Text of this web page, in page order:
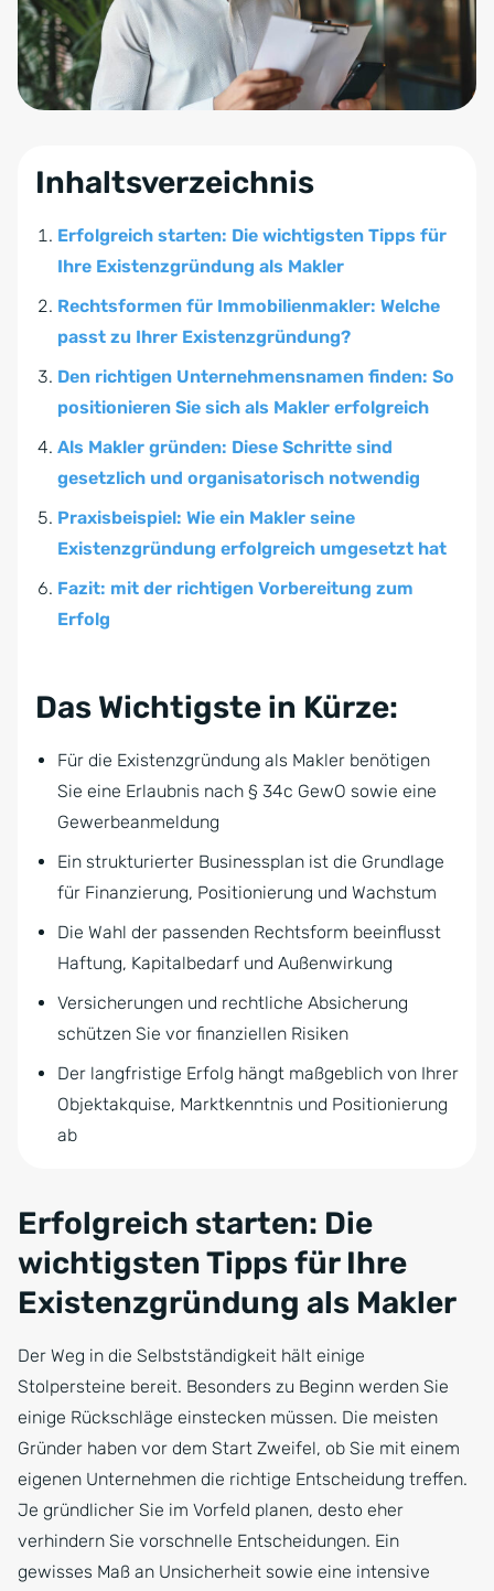
Inhaltsverzeichnis
Erfolgreich starten: Die wichtigsten Tipps für
Ihre Existenzgründung als Makler
Rechtsformen für Immobilienmakler: Welche
passt zu Ihrer Existenzgründung?
Den richtigen Unternehmensnamen finden: So
positionieren Sie sich als Makler erfolgreich
Als Makler gründen: Diese Schritte sind
gesetzlich und organisatorisch notwendig
Praxisbeispiel: Wie ein Makler seine
Existenzgründung erfolgreich umgesetzt hat
Fazit: mit der richtigen Vorbereitung zum
Erfolg
Das Wichtigste in Kürze:
Für die Existenzgründung als Makler benötigen
Sie eine Erlaubnis nach § 34c GewO sowie eine
Gewerbeanmeldung
Ein strukturierter Businessplan ist die Grundlage
für Finanzierung, Positionierung und Wachstum
Die Wahl der passenden Rechtsform beeinflusst
Haftung, Kapitalbedarf und Außenwirkung
Versicherungen und rechtliche Absicherung
schützen Sie vor finanziellen Risiken
Der langfristige Erfolg hängt maßgeblich von Ihrer
Objektakquise, Marktkenntnis und Positionierung
ab
Erfolgreich starten: Die
wichtigsten Tipps für Ihre
Existenzgründung als Makler
Der Weg in die Selbstständigkeit hält einige
Stolpersteine bereit. Besonders zu Beginn werden Sie
einige Rückschläge einstecken müssen. Die meisten
Gründer haben vor dem Start Zweifel, ob Sie mit einem
eigenen Unternehmen die richtige Entscheidung treffen.
Je gründlicher Sie im Vorfeld planen, desto eher
verhindern Sie vorschnelle Entscheidungen. Ein
gewisses Maß an Unsicherheit sowie eine intensive